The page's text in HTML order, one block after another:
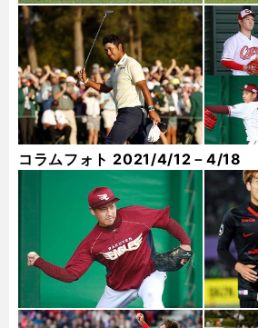
コラムフォト 2021/4/12－4/18